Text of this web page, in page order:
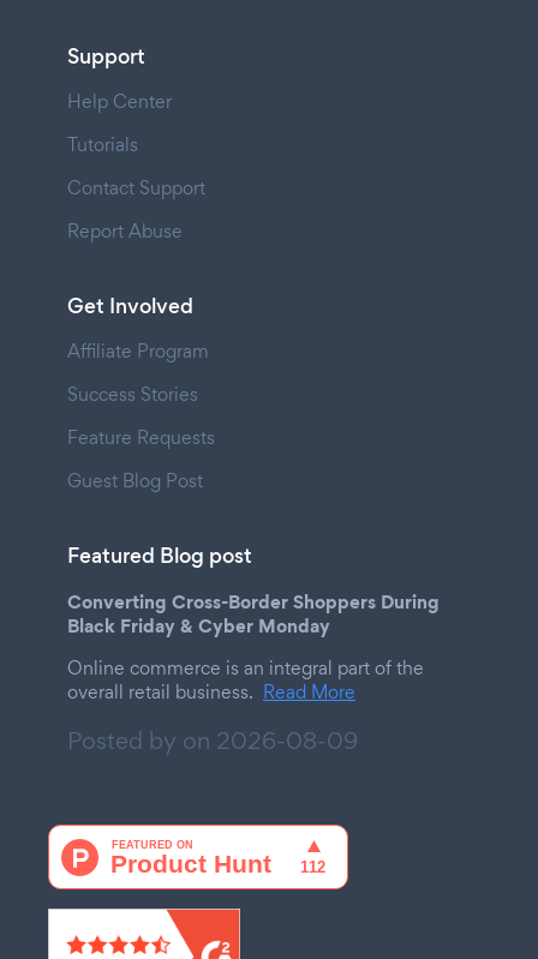
Support
Help Center
Tutorials
Contact Support
Report Abuse
Get Involved
Affiliate Program
Success Stories
Feature Requests
Guest Blog Post
Featured Blog post
Converting Cross-Border Shoppers During
Black Friday & Cyber Monday
Online commerce is an integral part of the
overall retail business. Read More
Posted by on 2026-08-09